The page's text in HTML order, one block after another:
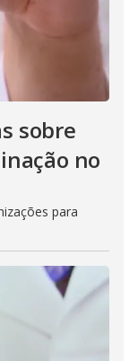
sobre
no
para